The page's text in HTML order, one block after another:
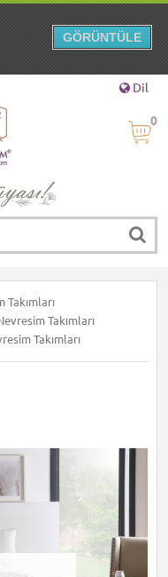
Dil
0
Takımları
Takımları
Takımları
GÖRÜNTÜLE